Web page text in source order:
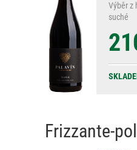
Výběr z
suché
Frizzante-